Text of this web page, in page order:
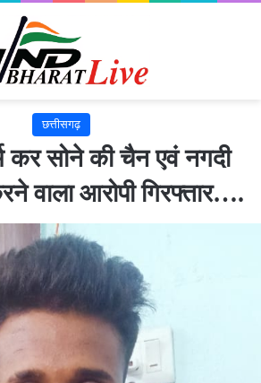
छत्तीसगढ़
कर सोने की चैन एवं नगदी
वाला आरोपी गिरफ्तार….